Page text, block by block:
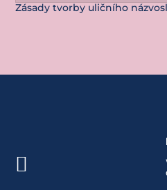
Zásady tvorby uličního
